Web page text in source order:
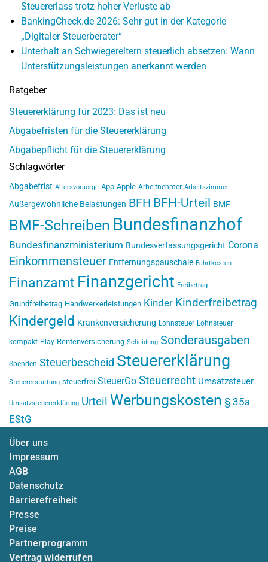
Steuererlass trotz hoher Verluste ab
BankingCheck.de 2026: Sehr gut in der Kategorie
„Digitaler Steuerberater“
Unterhalt an Schwiegereltern steuerlich absetzen: Wann
Unterstützungsleistungen anerkannt werden
Ratgeber
Steuererklärung für 2023: Das ist neu
Abgabefristen für die Steuererklärung
Abgabepflicht für die Steuererklärung
Schlagwörter
Abgabefrist Altersvorsorge App Apple Arbeitnehmer Arbeitszimmer
Außergewöhnliche Belastungen BFH BFH-Urteil BMF
BMF-Schreiben Bundesfinanzhof
Bundesfinanzministerium Bundesverfassungsgericht Corona
Einkommensteuer Entfernungspauschale Fahrtkosten
Finanzamt Finanzgericht Freibetrag
Grundfreibetrag Handwerkerleistungen Kinder Kinderfreibetrag
Kindergeld Krankenversicherung Lohnsteuer Lohnsteuer
kompakt Play Rentenversicherung Scheidung Sonderausgaben
Spenden Steuerbescheid Steuererklärung
Steuererstattung steuerfrei SteuerGo Steuerrecht Umsatzsteuer
Umsatzsteuererklärung Urteil Werbungskosten § 35a
EStG
Über uns
Impressum
AGB
Datenschutz
Barrierefreiheit
Presse
Preise
Partnerprogramm
Vertrag widerrufen